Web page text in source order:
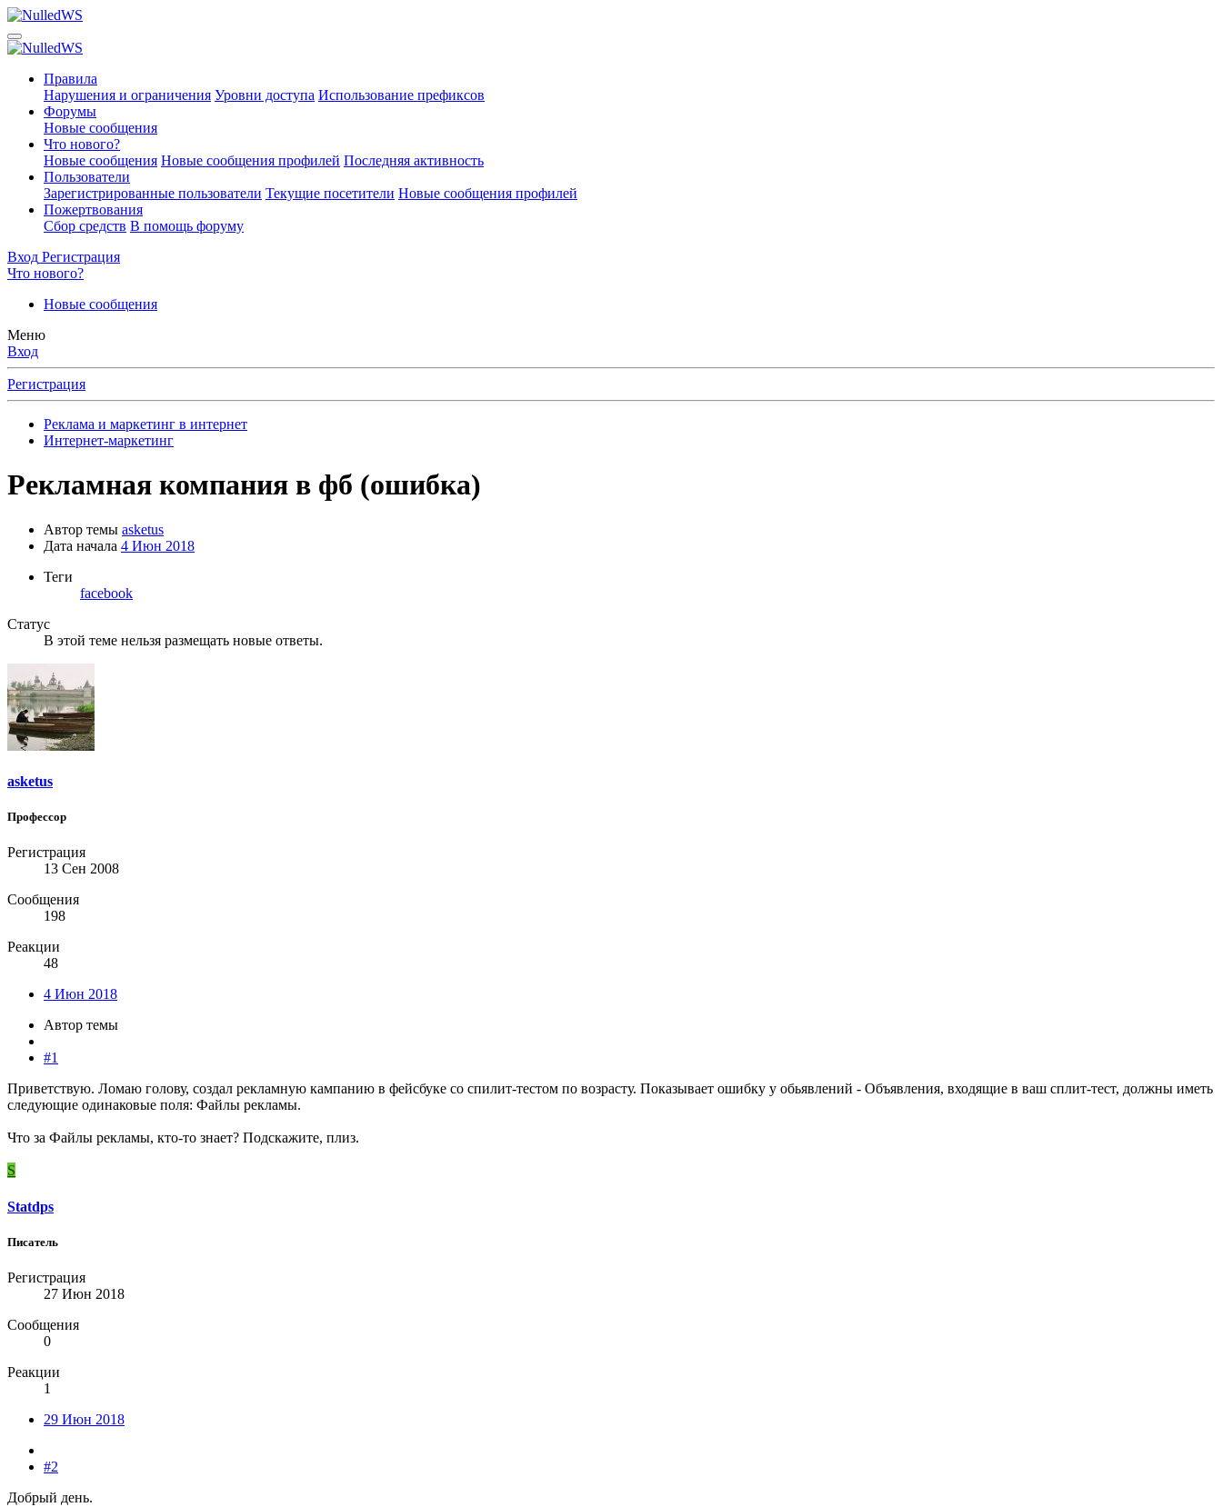
Правила
Нарушения и ограничения Уровни доступа Использование префиксов
Форумы
Новые сообщения
Что нового?
Новые сообщения Новые сообщения профилей Последняя активность
Пользователи
Зарегистрированные пользователи Текущие посетители Новые сообщения профилей
Пожертвования
Сбор средств В помощь форуму
Вход Регистрация
Что нового?
Новые сообщения
Меню
Вход
Регистрация
Реклама и маркетинг в интернет
Интернет-маркетинг
Рекламная компания в фб (ошибка)
Автор темы asketus
Дата начала 4 Июн 2018
Теги
facebook
Статус
В этой теме нельзя размещать новые ответы.
asketus
Профессор
Регистрация
13 Сен 2008
Сообщения
198
Реакции
48
4 Июн 2018
Автор темы
#1
Приветствую. Ломаю голову, создал рекламную кампанию в фейсбуке со спилит-тестом по возрасту. Показывает ошибку у обьявлений - Объявления, входящие в ваш сплит-тест, должны иметь
следующие одинаковые поля: Файлы рекламы.
Что за Файлы рекламы, кто-то знает? Подскажите, плиз.
S
Statdps
Писатель
Регистрация
27 Июн 2018
Сообщения
0
Реакции
1
29 Июн 2018
#2
Добрый день.